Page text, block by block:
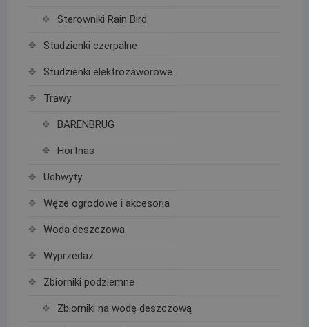
Sterowniki Rain Bird
Studzienki czerpalne
Studzienki elektrozaworowe
Trawy
BARENBRUG
Hortnas
Uchwyty
Węże ogrodowe i akcesoria
Woda deszczowa
Wyprzedaż
Zbiorniki podziemne
Zbiorniki na wodę deszczową